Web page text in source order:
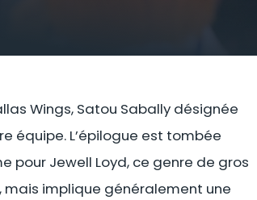
Wings, Satou Sabally désignée
équipe. L’épilogue est tombée
pour Jewell Loyd, ce genre de gros
implique généralement une